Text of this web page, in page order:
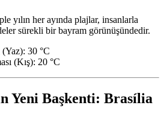
yılın her ayında plajlar, insanlarla
sürekli bir bayram görünüşündedir.
(Yaz): 30 °C
(Kış): 20 °C
Başkenti: Brasília